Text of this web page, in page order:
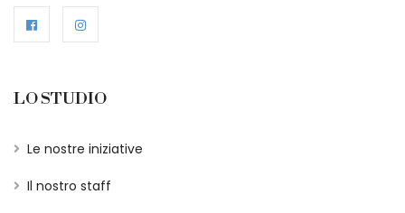
LO STUDIO
Le nostre iniziative
Il nostro staff